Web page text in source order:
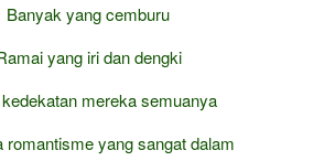
Banyak yang cemburu
yang iri dan dengki
mereka semuanya
romantisme yang sangat dalam